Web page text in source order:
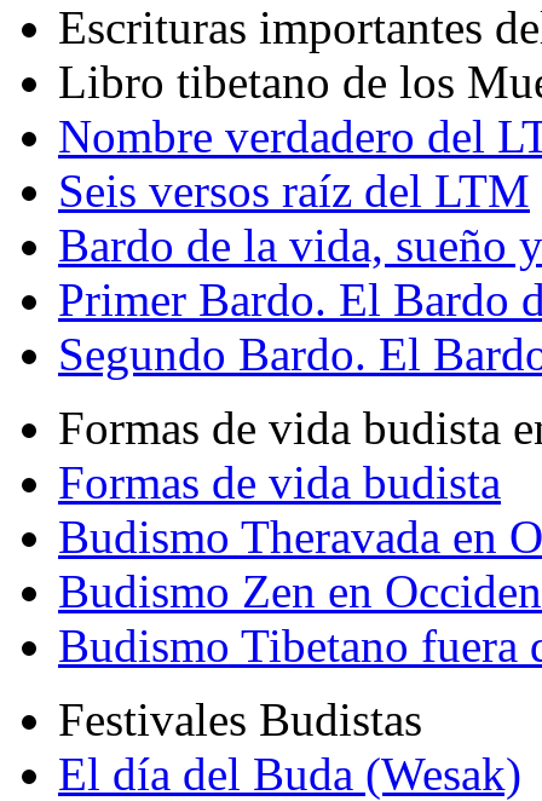
Escrituras importantes
Libro tibetano de los
Nombre verdadero del
Seis versos raíz del LTM
Bardo de la vida, sueño
Primer Bardo. El Bardo
Segundo Bardo. El
Formas de vida budista
Formas de vida budista
Budismo Theravada en
Budismo Zen en
Budismo Tibetano fuera
Festivales Budistas
El día del Buda (Wesak)